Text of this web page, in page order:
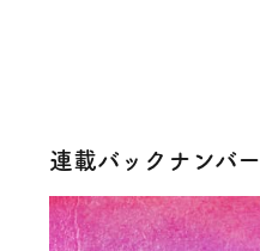
連載バックナンバー